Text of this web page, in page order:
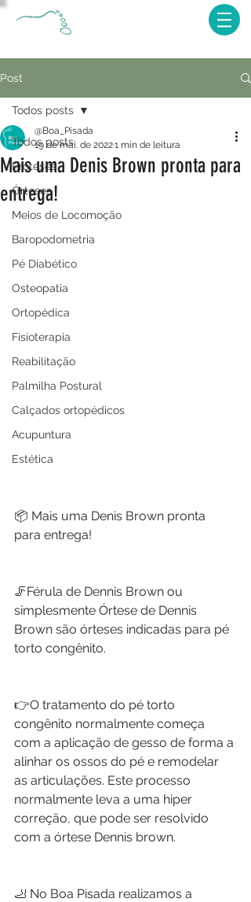
Post
Todos posts
Próteses
Órteses
Meios de Locomoção
Baropodometria
Pé Diabético
Osteopatia
Ortopédica
Fisioterapia
Reabilitação
Palmilha Postural
Calçados ortopédicos
Acupuntura
Estética
Todos posts
Mais uma Denis Brown pronta para
entrega!
@Boa_Pisada
19 de mai. de 20221 min de leitura
📦 Mais uma Denis Brown pronta
para entrega!
🦵Férula de Dennis Brown ou
simplesmente Órtese de Dennis
Brown são órteses indicadas para pé
torto congênito.
👉O tratamento do pé torto
congênito normalmente começa
com a aplicação de gesso de forma a
alinhar os ossos do pé e remodelar
as articulações. Este processo
normalmente leva a uma hiper
correção, que pode ser resolvido
com a órtese Dennis brown.
🦶 No Boa Pisada realizamos a